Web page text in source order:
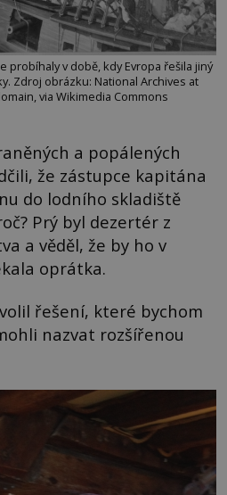
probíhaly v době, kdy Evropa řešila jiný
Zdroj obrázku: National Archives at
via Wikimedia Commons
a popálených
že zástupce kapitána
do lodního skladiště
Prý byl dezertér z
a věděl, že by ho v
oprátka.
řešení, které bychom
nazvat rozšířenou